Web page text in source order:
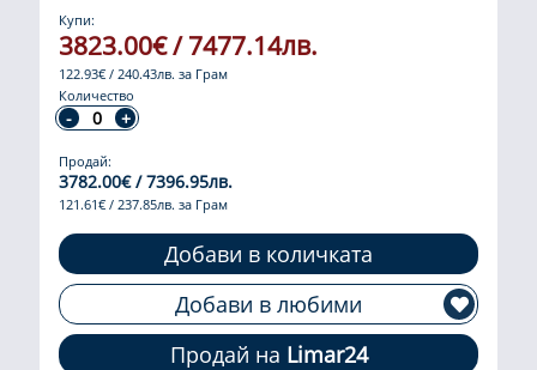
Купи:
3823.00€ / 7477.14лв.
122.93€ / 240.43лв. за Грам
Количество
Продай:
3782.00€ / 7396.95лв.
121.61€ / 237.85лв. за Грам
Добави в количката
Добави в любими
Продай на Limar24